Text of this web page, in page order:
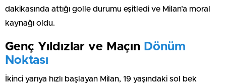
dakikasında attığı golle durumu eşitledi ve Milan’a moral
kaynağı oldu.
Genç Yıldızlar ve Maçın Dönüm
Noktası
İkinci yarıya hızlı başlayan Milan, 19 yaşındaki sol bek